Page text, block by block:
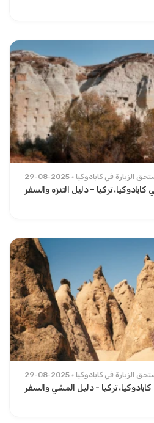
29-08-2025 الزيارة في كابادوكيا
تركيا – دليل التنزه والسفر
29-08-2025 الزيارة في كابادوكيا
تركيا - دليل المشي والسفر